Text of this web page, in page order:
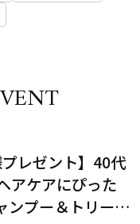
プレゼント】40代
アケアにぴった
ンプー＆トリート